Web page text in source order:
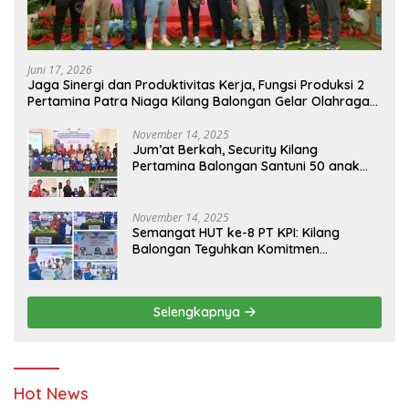
Juni 17, 2026
Jaga Sinergi dan Produktivitas Kerja, Fungsi Produksi 2
Pertamina Patra Niaga Kilang Balongan Gelar Olahraga
November 14, 2025
Jum’at Berkah, Security Kilang
Pertamina Balongan Santuni 50 anak
November 14, 2025
Semangat HUT ke-8 PT KPI: Kilang
Balongan Teguhkan Komitmen
Pendidikan
Selengkapnya
Hot News